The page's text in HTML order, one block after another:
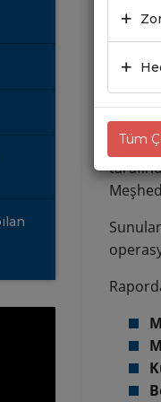
Irak
Tüm